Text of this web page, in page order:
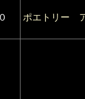
ポエトリー